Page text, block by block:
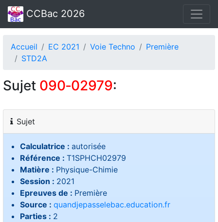
CCBac 2026
Accueil EC 2021 Voie Techno
Première
STD2A
Sujet 090‑02979:
Sujet
Calculatrice : autorisée
Référence : T1SPHCH02979
Matière : Physique-Chimie
Session : 2021
Epreuves de : Première
Source : quandjepasselebac.education.fr
Parties : 2